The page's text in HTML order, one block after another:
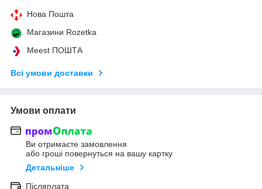
Нова Пошта
Магазини Rozetka
Meest ПОШТА
Всі умови доставки
Умови оплати
Ви отримаєте замовлення
або гроші повернуться на вашу картку
Детальніше
Післяплата